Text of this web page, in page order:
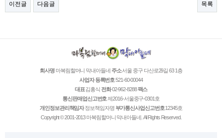
이전글 다음글 목록
회사명 마복림할머니 막내아들네 주소서울 중구 다산로29길 63 1층
사업자 등록번호521-60-00044
대표김홍식 전화02-962-8288팩스
통신판매업신고번호제2016-서울중구-0301호
개인정보관리책임자정보책임자명 부가통신사업신고번호12345호
Copyright © 2001-2013 마복림할머니 막내아들네. All Rights Reserved.